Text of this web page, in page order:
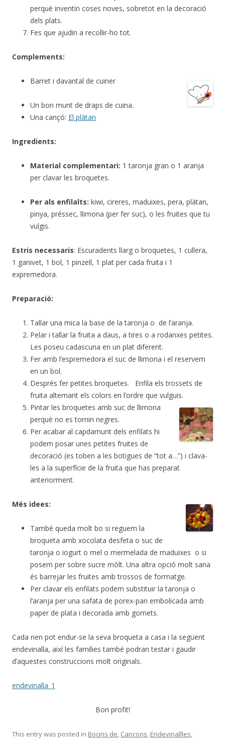
perquè inventin coses noves, sobretot en la decoració
dels plats.
Fes que ajudin a recollir-ho tot.
Complements:
Barret i davantal de cuiner
Un bon munt de draps de cuina.
Una cançó: El plàtan
Ingredients:
Material complementari: 1 taronja gran o 1 aranja
per clavar les broquetes.
Per als enfilalts: kiwi, cireres, maduixes, pera, plàtan,
pinya, préssec, llimona (per fer suc), o les fruites que tu
vulgis.
Estris necessaris: Escuradents llarg o broquetes, 1 cullera,
1 ganivet, 1 bol, 1 pinzell, 1 plat per cada fruita i 1
expremedora.
Preparació:
Tallar una mica la base de la taronja o de l’aranja.
Pelar i tallar la fruita a daus, a tires o a rodanxes petites.
Les poseu cadascuna en un plat diferent.
Fer amb l’espremedora el suc de llimona i el reservem
en un bol.
Després fer petites broquetes. Enfila els trossets de
fruita alternant els colors en l’ordre que vulguis.
Pintar les broquetes amb suc de llimona
perquè no es tornin negres.
Per acabar al capdamunt dels enfilats hi
podem posar unes petites fruites de
decoració (es toben a les botigues de “tot a…”) i clava-
les a la superfície de la fruita que has preparat
anteriorment.
Més idees:
També queda molt bo si reguem la
broqueta amb xocolata desfeta o suc de
taronja o iogurt o mel o mermelada de maduixes o si
posem per sobre sucre mòlt. Una altra opció molt sana
és barrejar les fruites amb trossos de formatge.
Per clavar els enfilats podem substituir la taronja o
l’aranja per una safata de porex-pan embolicada amb
paper de plata i decorada amb gomets.
Cada nen pot endur-se la seva broqueta a casa i la següent
endevinalla, així les famílies també podran testar i gaudir
d’aquestes construccions molt originals.
endevinalla_1
Bon profit!
This entry was posted in Bocins de, Cançons, Endevinallles,